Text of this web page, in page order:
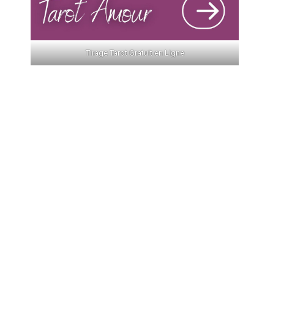
Tirage Tarot Gratuit en Ligne